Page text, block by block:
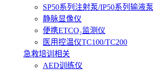
SP50系列注射泵/IP50系列输液泵
静脉显像仪
便携ETCO₂监测仪
医用控温仪TC100/TC200
急救培训相关
AED训练仪